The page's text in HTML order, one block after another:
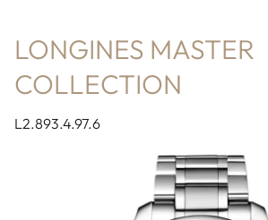
LONGINES MASTER
COLLECTION
L2.893.4.97.6